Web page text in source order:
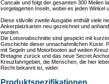
Cancale und folgt der gesamten 300 Meilen
vorgelagerten Inseln, wobei es jeden Winkel
Diese stilvolle zweite Ausgabe enthält viele
Ankerplatzkarten neu gezeichnet und
wurden.
Die Lotsenabschnitte sind gespickt mit
Geschichte dieser unnachahmlichen Küste.
mit Segeln und Motorbooten auf weiten
Bretagne zurück und das neue Secret
Kreuzfahrtgebiet, die Menschen, die hier
Recht bekannt ist, wider.
Produktspezifikationen